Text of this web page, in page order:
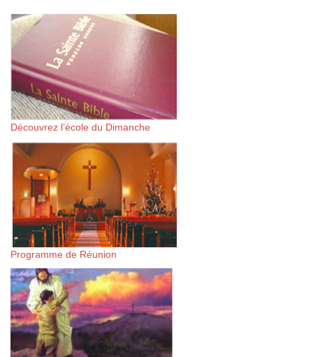
Découvrez l’école du Dimanche
Programme de Réunion